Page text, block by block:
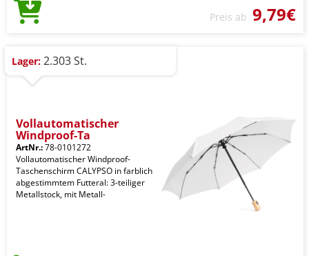
Preis ab 9,79€
Lager: 2.303 St.
Vollautomatischer
Windproof-Ta
ArtNr.:78-0101272
Vollautomatischer Windproof-
Taschenschirm CALYPSO in farblich
abgestimmtem Futteral: 3-teiliger
Metallstock, mit Metall-